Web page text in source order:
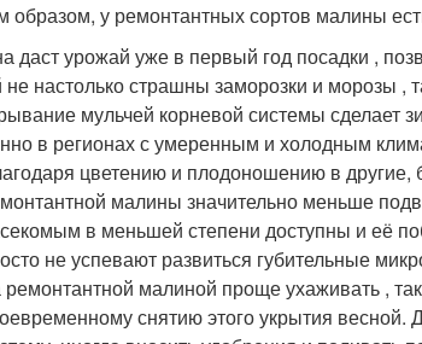
образом, у ремонтантных сортов малины
даст урожай уже в первый год посадки ,
не настолько страшны заморозки и морозы ,
мульчей корневой системы сделает
в регионах с умеренным и холодным
цветению и плодоношению в
малины значительно меньше
в меньшей степени доступны и её
не успевают развиться губительные
малиной проще ухаживать ,
снятию этого укрытия весной.